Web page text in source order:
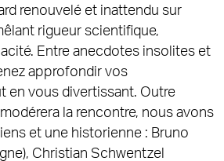
renouvelé et inattendu sur
rigueur scientifique,
Entre anecdotes insolites et
approfondir vos
en vous divertissant. Outre
la rencontre, nous avons
et une historienne : Bruno
Christian Schwentzel